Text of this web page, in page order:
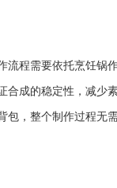
流程需要依托烹饪锅
合成的稳定性，减少
包，整个制作过程无